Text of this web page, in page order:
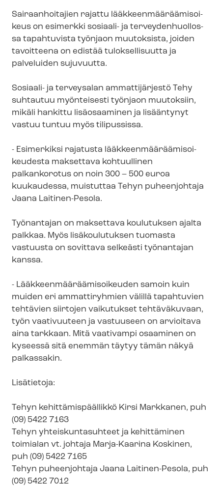
Sairaanhoitajien rajattu lääk­keen­mää­rää­mi­soi­
keus on esimerkki sosiaali- ja ter­vey­den­huol­los­
sa tapahtuvista työnjaon muutoksista, joiden
tavoitteena on edistää tuloksellisuutta ja
palveluiden sujuvuutta.
Sosiaali- ja terveysalan ammattijärjestö Tehy
suhtautuu myönteisesti työnjaon muutoksiin,
mikäli hankittu lisäosaaminen ja lisääntynyt
vastuu tuntuu myös tilipussissa.
- Esimerkiksi rajatusta lääk­keen­mää­rää­mi­soi­
keu­des­ta maksettava kohtuullinen
palkankorotus on noin 300 – 500 euroa
kuukaudessa, muistuttaa Tehyn puheenjohtaja
Jaana Laitinen-Pesola.
Työnantajan on maksettava koulutuksen ajalta
palkkaa. Myös lisäkoulutuksen tuomasta
vastuusta on sovittava selkeästi työnantajan
kanssa.
- Lääk­keen­mää­rää­mi­soi­keu­den samoin kuin
muiden eri ammattiryhmien välillä tapahtuvien
tehtävien siirtojen vaikutukset tehtäväkuvaan,
työn vaativuuteen ja vastuuseen on arvioitava
aina tarkkaan. Mitä vaativampi osaaminen on
kyseessä sitä enemmän täytyy tämän näkyä
palkassakin.
Lisätietoja:
Tehyn ke­hit­tä­mis­pääl­lik­kö Kirsi Markkanen, puh
(09) 5422 7163
Tehyn yh­teis­kun­ta­suh­teet ja kehittäminen
toimialan vt. johtaja Marja-Kaarina Koskinen,
puh (09) 5422 7165
Tehyn puheenjohtaja Jaana Laitinen-Pesola, puh
(09) 5422 7012